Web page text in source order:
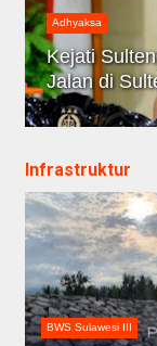
Adhyaksa
Kejati
Jalan di
Infrastruktur
BWS Sulawesi III